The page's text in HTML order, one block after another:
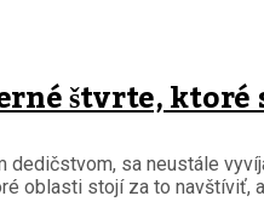
štvrte,
dedičstvom, sa neustále
oblasti stojí za to